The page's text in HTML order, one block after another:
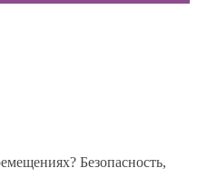
Безопасность,